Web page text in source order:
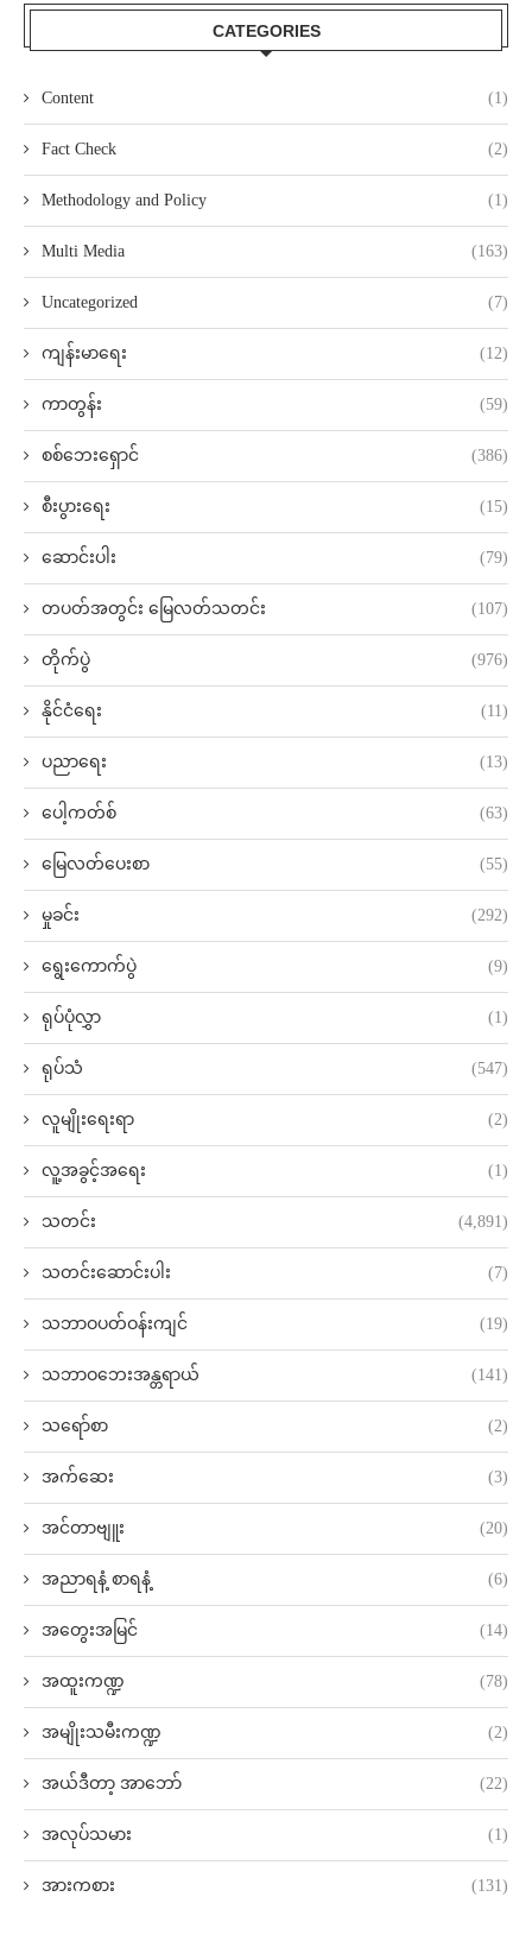
CATEGORIES
Content (1)
Fact Check (2)
Methodology and Policy (1)
Multi Media (163)
Uncategorized (7)
ကျန်းမာရေး (12)
ကာတွန်း (59)
စစ်ဘေးရှောင် (386)
စီးပွားရေး (15)
ဆောင်းပါး (79)
တပတ်အတွင်း မြေလတ်သတင်း (107)
တိုက်ပွဲ (976)
နိုင်ငံရေး (11)
ပညာရေး (13)
ပေါ့ကတ်စ် (63)
မြေလတ်ပေးစာ (55)
မှုခင်း (292)
ရွေးကောက်ပွဲ (9)
ရုပ်ပုံလွှာ (1)
ရုပ်သံ (547)
လူမျိုးရေးရာ (2)
လူ့အခွင့်အရေး (1)
သတင်း (4,891)
သတင်းဆောင်းပါး (7)
သဘာဝပတ်ဝန်းကျင် (19)
သဘာဝဘေးအန္တရာယ် (141)
သရော်စာ (2)
အက်ဆေး (3)
အင်တာဗျူး (20)
အညာရနံ့ စာရနံ့ (6)
အတွေးအမြင် (14)
အထူးကဏ္ဍ (78)
အမျိုးသမီးကဏ္ဍ (2)
အယ်ဒီတာ့ အာဘော် (22)
အလုပ်သမား (1)
အားကစား (131)